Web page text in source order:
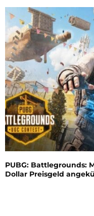
PUBG: Battlegrounds:
Dollar Preisgeld